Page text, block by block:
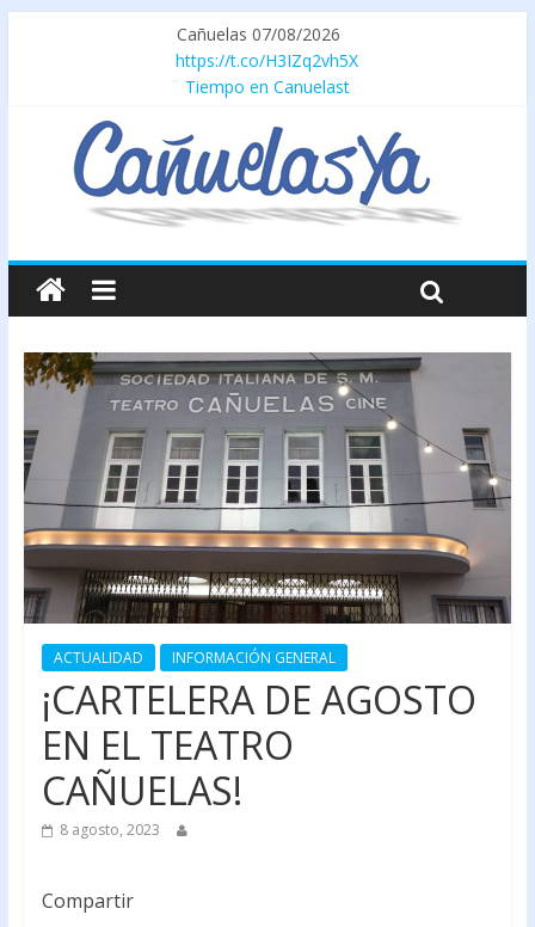
Cañuelas 07/08/2026
https://t.co/H3IZq2vh5X
Tiempo en Canuelast
ACTUALIDAD INFORMACIÓN GENERAL
¡CARTELERA DE AGOSTO
EN EL TEATRO
CAÑUELAS!
8 agosto, 2023
Compartir